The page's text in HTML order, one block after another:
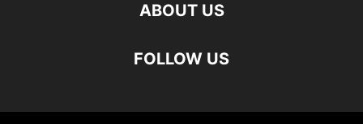
ABOUT US
FOLLOW US